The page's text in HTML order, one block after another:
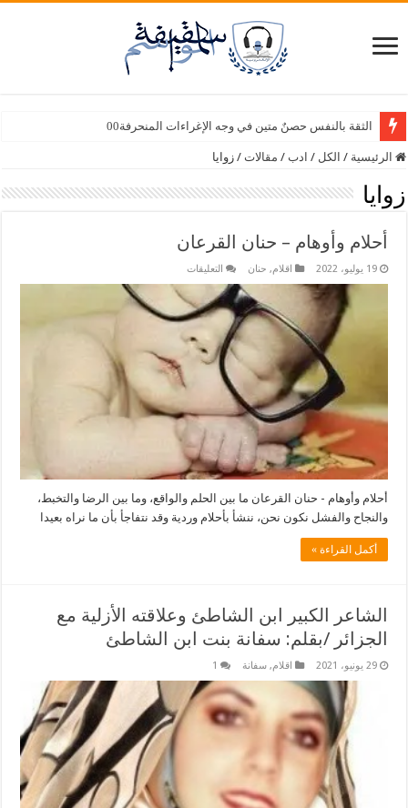
الثقة بالنفس حصنٌ متين في وجه الإغراءات المنحرفة00
سبع أصابع – وسيلة أمين سامي
الرئيسية / الكل / ادب / مقالات / زوايا
زوايا
أحلام وأوهام – حنان القرعان
19 يوليو، 2022 اقلام, حنان التعليقات
وأوهام
–
حنان
القرعان
مغلقة
أحلام وأوهام - حنان القرعان ما بين الحلم والواقع، وما بين الرضا والتخبط،
والنجاح والفشل نكون نحن، ننشأ بأحلام وردية وقد نتفاجأ بأن ما نراه بعيدا
أكمل القراءة »
الشاعر الكبير ابن الشاطئ وعلاقته الأزلية مع
الجزائر /بقلم: سفانة بنت ابن الشاطئ
29 يونيو، 2021 اقلام,سفانة 1